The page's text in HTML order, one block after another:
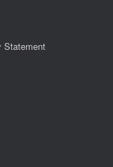
Statement